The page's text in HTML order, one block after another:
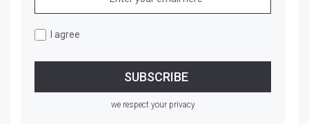
I agree
we respect your privacy